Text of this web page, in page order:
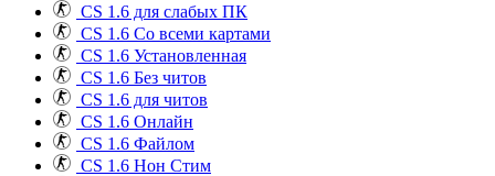
CS 1.6 для слабых ПК
CS 1.6 Со всеми картами
CS 1.6 Установленная
CS 1.6 Без читов
CS 1.6 для читов
CS 1.6 Онлайн
CS 1.6 Файлом
CS 1.6 Нон Стим